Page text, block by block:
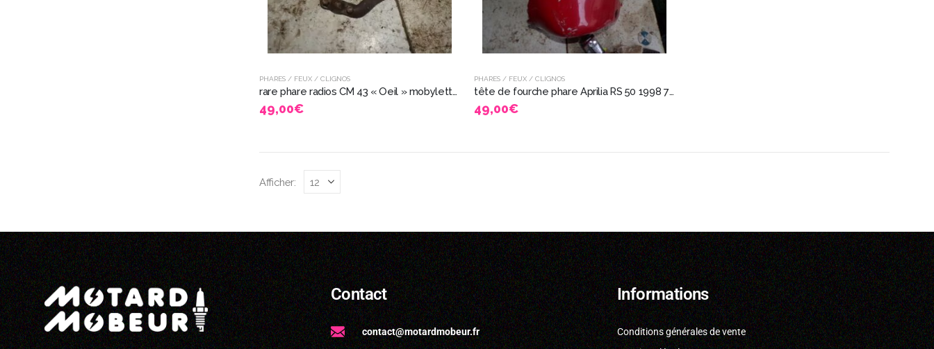
PHARES / FEUX / CLIGNOS
rare phare radios CM 43 « Oeil » mobylette bma moto ancienne 12426
49,00€
PHARES / FEUX / CLIGNOS
tête de fourche phare Aprilia RS 50 1998 7126
49,00€
Afficher:
Contact
contact@motardmobeur.fr
Informations
Conditions générales de vente